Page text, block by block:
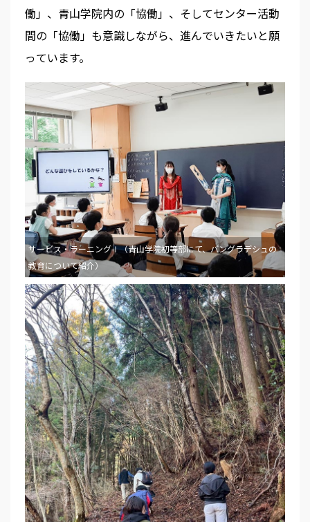
働」、青山学院内の「協働」、そしてセンター活動
間の「協働」も意識しながら、進んでいきたいと願
っています。
サービス・ラーニングⅠ（青山学院初等部にて、バングラデシュの
教育について紹介）